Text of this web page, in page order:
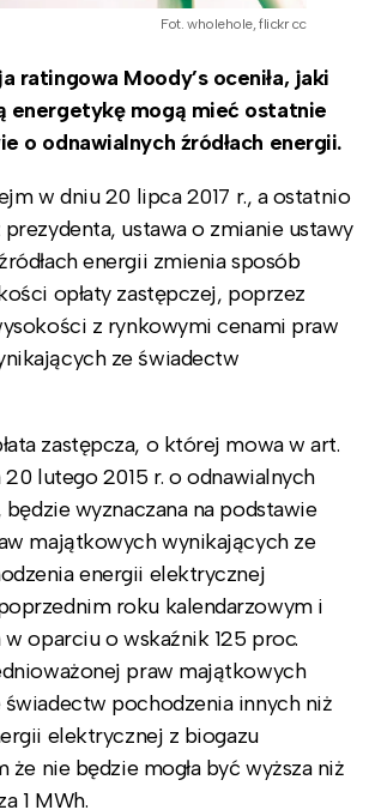
Fot. wholehole, flickr cc
ratingowa Moody’s oceniła, jaki
energetykę mogą mieć ostatnie
o odnawialnych źródłach energii.
w dniu 20 lipca 2017 r., a ostatnio
ustawa o zmianie ustawy
energii zmienia sposób
opłaty zastępczej, poprzez
z rynkowymi cenami praw
ze świadectw
zastępcza, o której mowa w art.
20 lutego 2015 r. o odnawialnych
będzie wyznaczana na podstawie
majątkowych wynikających ze
energii elektrycznej
roku kalendarzowym i
w oparciu o wskaźnik 125 proc.
praw majątkowych
pochodzenia innych niż
elektrycznej z biogazu
że nie będzie mogła być wyższa niż
1 MWh.